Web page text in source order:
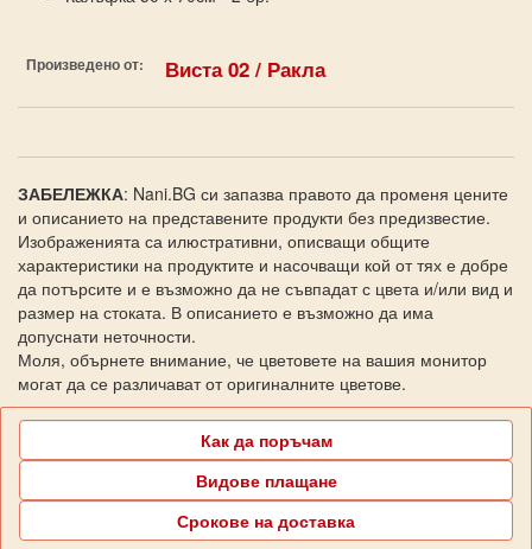
Произведено от: Виста 02 / Ракла
ЗАБЕЛЕЖКА: Nani.BG си запазва правото да променя цените
и описанието на представените продукти без предизвестие.
Изображенията са илюстративни, описващи общите
характеристики на продуктите и насочващи кой от тях е добре
да потърсите и е възможно да не съвпадат с цвета и/или вид и
размер на стоката. В описанието е възможно да има
допуснати неточности.
Моля, обърнете внимание, че цветовете на вашия монитор
могат да се различават от оригиналните цветове.
Как да поръчам
Видове плащане
Срокове на доставка